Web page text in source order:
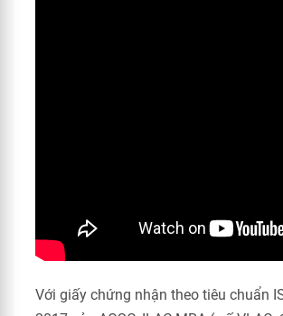
Với giấy chứng nhận theo tiêu chuẩn